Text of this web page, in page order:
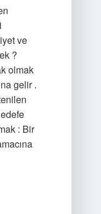
ve
?
olmak
gelir .
: Bir